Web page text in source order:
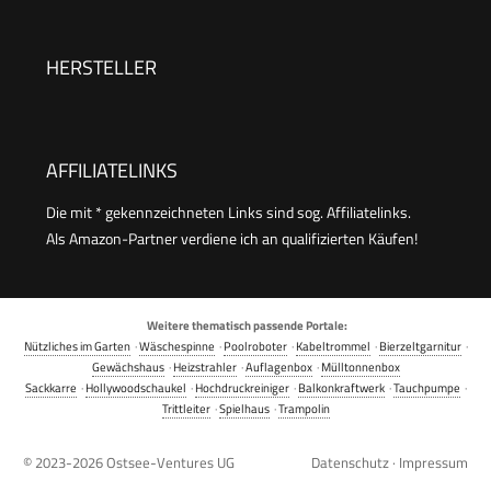
Belüftungssystem, Kunststoff
HERSTELLER
AFFILIATELINKS
Die mit * gekennzeichneten Links sind sog. Affiliatelinks.
Als Amazon-Partner verdiene ich an qualifizierten Käufen!
Weitere thematisch passende Portale:
Nützliches im Garten·Wäschespinne ·Poolroboter·Kabeltrommel ·Bierzeltgarnitur·
Gewächshaus·Heizstrahler·Auflagenbox·Mülltonnenbox
Sackkarre ·Hollywoodschaukel ·Hochdruckreiniger·Balkonkraftwerk·Tauchpumpe ·
Trittleiter·Spielhaus·Trampolin
© 2023-2026Ostsee-Ventures UG Datenschutz · Impressum